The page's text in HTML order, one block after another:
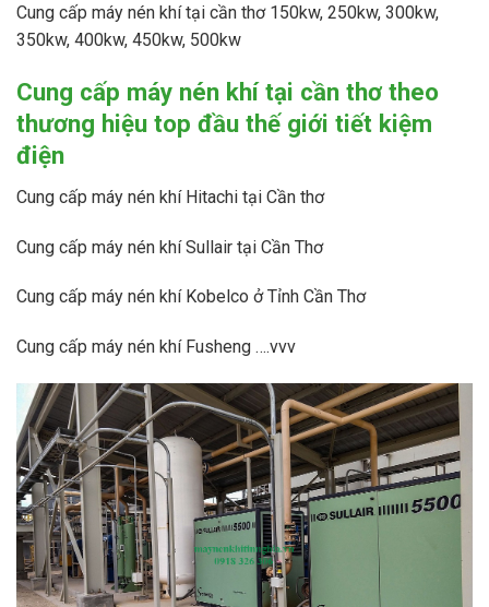
Cung cấp máy nén khí tại cần thơ 150kw, 250kw, 300kw,
350kw, 400kw, 450kw, 500kw
Cung cấp máy nén khí tại cần thơ theo
thương hiệu top đầu thế giới tiết kiệm
điện
Cung cấp máy nén khí Hitachi tại Cần thơ
Cung cấp máy nén khí Sullair tại Cần Thơ
Cung cấp máy nén khí Kobelco ở Tỉnh Cần Thơ
Cung cấp máy nén khí Fusheng ….vvv